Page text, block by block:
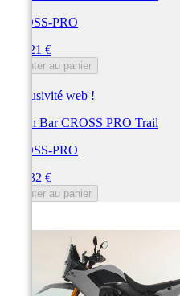
CROSS-PRO
318,21 €
Ajouter au panier
Exclusivité web !
Crash Bar CROSS PRO Trail
CROSS-PRO
314,32 €
Ajouter au panier